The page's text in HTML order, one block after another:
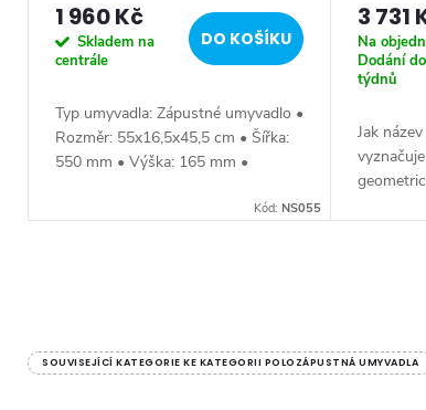
1 960 Kč
Skladem na
centrále
DO KOŠÍKU
Typ umyvadla: Zápustné umyvadlo •
Rozměr: 55x16,5x45,5 cm • Šířka:
550 mm • Výška: 165 mm •
Materiál: Keramika • Tvar: Obdélník
Kód:NS055
3 731
Na
Dodání
týdnů
Jak
na
vSOUVISEJÍCÍ KATEGORIE KE KATEGORII POLOZÁPUSTNÁ UMYVADLA